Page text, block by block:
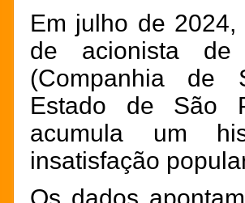
Em julho de
de acionista de
(Companhia de
Estado de São
acumula um
insatisfação